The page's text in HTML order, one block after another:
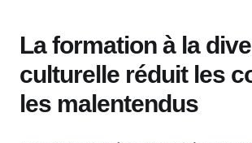
La formation à la
culturelle réduit les
les malentendus